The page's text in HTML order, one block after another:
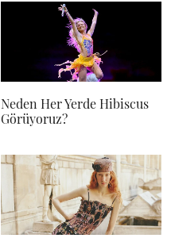
Neden Her Yerde Hibiscus
Görüyoruz?